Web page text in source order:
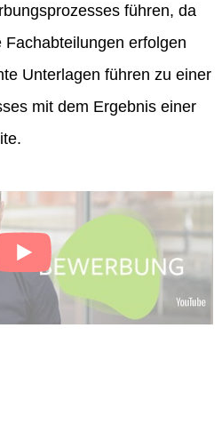
führen, da
erfolgen
Unterlagen führen zu einer
mit dem Ergebnis einer